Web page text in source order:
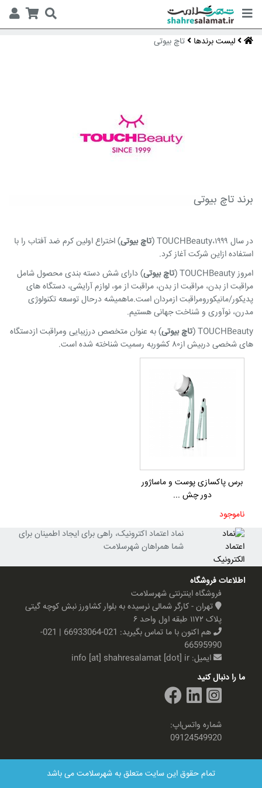
لیست برندها تاچ بیوتی
برند تاچ بیوتی
در سال ۱۹۹۹،TOUCHBeauty ( تاچ بیوتی) اختراع اولین کرم ضد آفتاب را با
استفاده ازاین شرکت آغاز کرد.
امروز TOUCHBeauty (
تاچ بیوتی) دارای شش دسته بندی محصول شامل
مراقبت از بدن، مراقبت از بدن، مراقبت از مو، لوازم آرایشی، دستگاه های
پدیکور/مانیکورومراقبت ازمردان است.ماهمیشه درحال توسعه تکنولوژی
مدرن، نوآوری و شناخت جهانی هستیم.
TOUCHBeauty ( تاچ بیوتی) به عنوان متخصص درزیبایی ومراقبت ازدستگاه
های شخصی دربیش از۸۰ کشوربه رسمیت شناخته شده است.
برس پاکسازی پوست و ماساژور
دور چش ...
ناموجود
نماد اعتماد اکترونیک، راهی برای ایجاد اطمینان برای
شما همراهان شهرسلامت
اطلاعات فروشگاه
فروشگاه اینترنتی شهرسلامت
تهران - کارگر شمالی نرسیده به بلوار کشاورز نبش کوچه گیتی
پلاک ۱۱۷۲ طبقه اول واحد ۶
هم اکنون با ما تماس بگیرید:
021-66933064 | 021-
66595990
ایمیل: info [at] shahresalamat [dot] ir
ما را دنبال کنید
شماره واتس‌اپ:
09124549920
تمام حقوق این سایت متعلق به شهرسلامت می باشد